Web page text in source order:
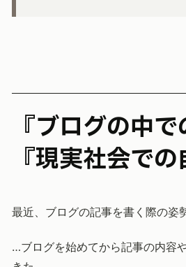
『ブログの中での自分』と
『現実社会での
最近、ブログの記事を書く際の姿
…ブログを始めてから記事の内容